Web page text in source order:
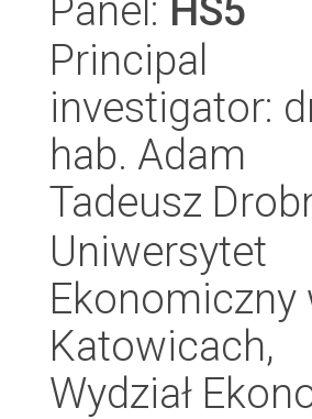
Panel: HS5
Principal
investigator:
hab. Adam
Tadeusz
Uniwersytet
Ekonomiczny
Katowicach,
Wydział